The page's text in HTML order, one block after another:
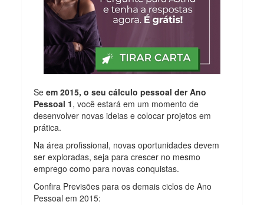
Seem 2015, o seu cálculo pessoal der Ano
Pessoal 1, você estará em um momento de
desenvolver novas ideias e colocar projetos em
prática.
Na área profissional, novas oportunidades devem
ser exploradas, seja para crescer no mesmo
emprego como para novas conquistas.
Confira Previsões para os demais ciclos de Ano
Pessoal em 2015: